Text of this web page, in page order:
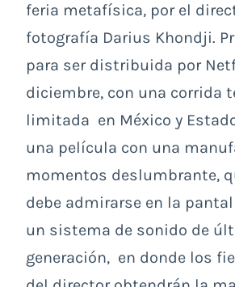
feria metafísica, por el
fotografía Darius Khondji.
para ser distribuida por
diciembre, con una corrida
limitada en México y
una película con una
momentos deslumbrante,
debe admirarse en la
un sistema de sonido de
generación, en donde los